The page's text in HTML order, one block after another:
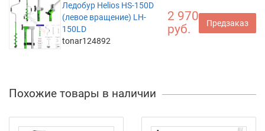
Ледобур Helios HS-150D
(левое вращение) LH-
150LD
tonar124892
2 970
руб.
Предзаказ
Похожие товары в наличии